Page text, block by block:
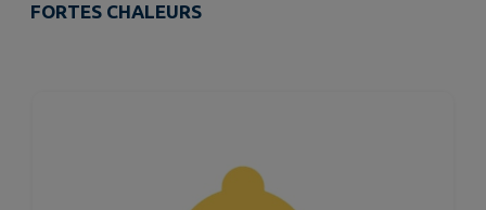
FORTES CHALEURS